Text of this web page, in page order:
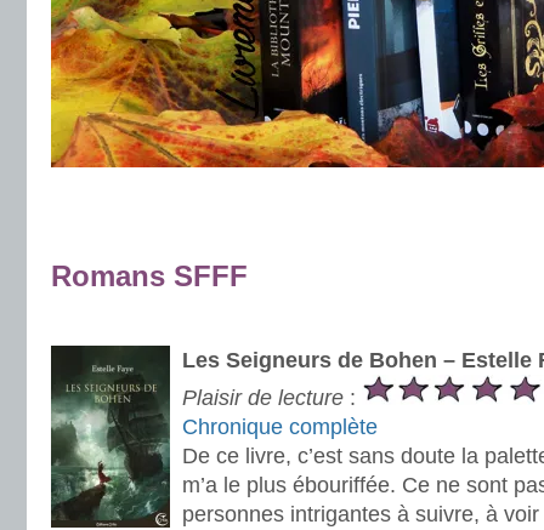
Romans SFFF
Les Seigneurs de Bohen – Estelle
Plaisir de lecture :
Chronique complète
De ce livre, c’est sans doute la
m’a le plus ébouriffée. Ce ne sont
personnes intrigantes à suivre, à